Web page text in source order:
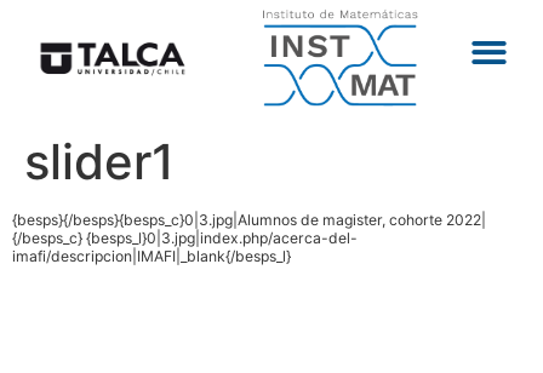
slider1
{besps}{/besps}{besps_c}0|3.jpg|Alumnos de magister, cohorte 2022|
{/besps_c} {besps_l}0|3.jpg|index.php/acerca-del-
imafi/descripcion|IMAFI|_blank{/besps_l}